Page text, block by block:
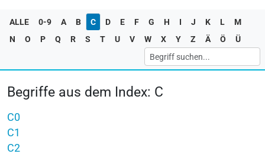
ALLE 0-9 A B C D E F G H I J K L
M
N
O P Q R S T U V W X Y Z Ä Ö Ü
Begriffe aus dem Index: C
C0
C1
C2